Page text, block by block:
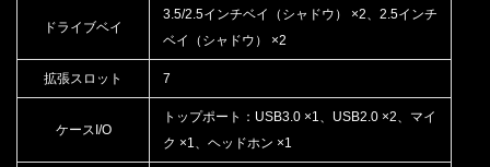
ドライブベイ
3.5/2.5インチベイ（シャドウ） ×2、2.5インチ
ベイ（シャドウ） ×2
拡張スロット 7
ケースI/O
トップポート：USB3.0 ×1、USB2.0 ×2、マイ
ク ×1、ヘッドホン ×1